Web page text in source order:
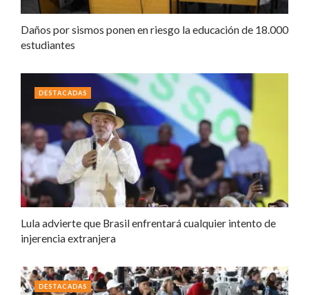
Daños por sismos ponen en riesgo la educación de 18.000
estudiantes
Lula advierte que Brasil enfrentará cualquier intento de
injerencia extranjera
DESTACADAS
DESTACADAS